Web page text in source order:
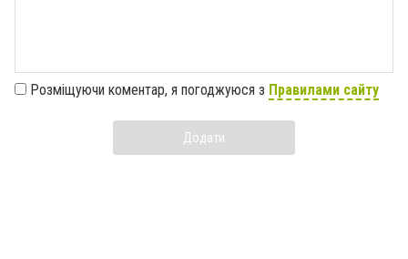
Розміщуючи коментар, я погоджуюся з Правилами сайту
Додати